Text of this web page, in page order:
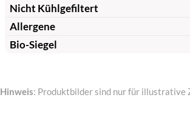
Nicht Kühlgefiltert
Allergene
Bio-Siegel
Hinweis: Produktbilder sind nur für illustrative